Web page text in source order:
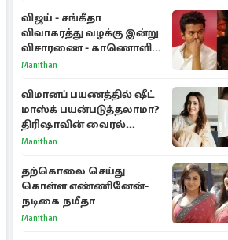
விஜய் - சங்கீதா
விவாகரத்து வழக்கு இன்று
விசாரணை - காணொளி
மூலம் ஆஜராக வாய்ப்பு
Manithan
விமானப் பயணத்தில் ஷீட்
மாஸ்க் பயன்படுத்தலாமா?
திரிஷாவின் வைரல்
செல்ஃபிக்கு மருத்துவர்
Manithan
தற்கொலை செய்து
கொள்ள எண்ணினேன்-
நடிகை நமீதா
Manithan